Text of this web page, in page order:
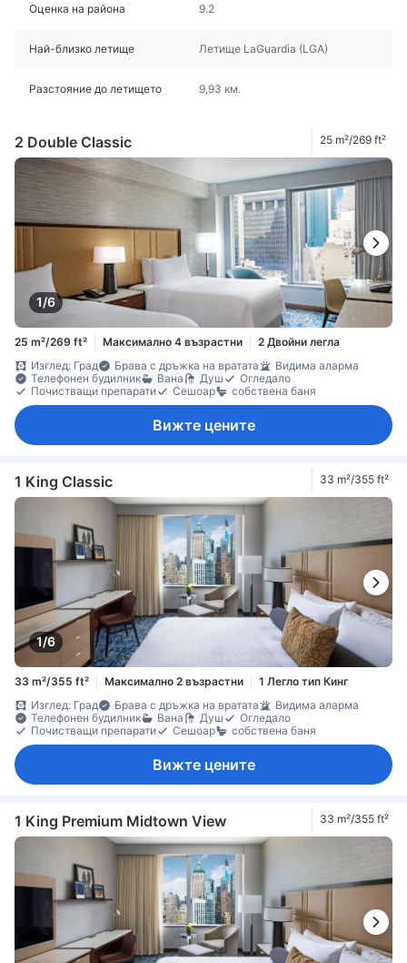
Оценка на района 9.2
Най-близко летище Летище LaGuardia (LGA)
Разстояние до летището 9,93 км.
2 Double Classic 25 m²/269 ft²
1/6
25 m²/269 ft² Максимално 4 възрастни
2 Двойни легла
Изглед: Град
Брава с дръжка на вратата
Видима аларма
Телефонен будилник
Вана Душ
Огледало
Почистващи препарати
Сешоар собствена баня
Вижте цените
1 King Classic 33 m²/355 ft²
1/6
33 m²/355 ft² Максимално 2 възрастни
1 Легло тип Кинг
Изглед: Град
Брава с дръжка на вратата
Видима аларма
Телефонен будилник
Вана Душ
Огледало
Почистващи препарати
Сешоар собствена баня
Вижте цените
1 King Premium Midtown View 33 m²/355 ft²